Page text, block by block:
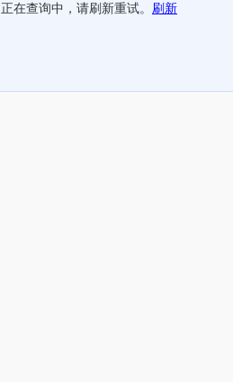
正在查询中，请刷新重试。 刷新